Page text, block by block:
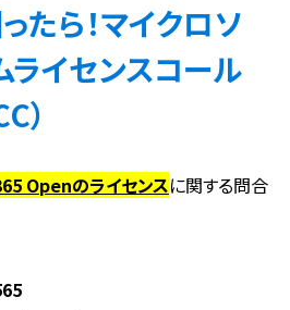
ら！マイクロソ
ライセンスコール
）
Openのライセンスに関する問合